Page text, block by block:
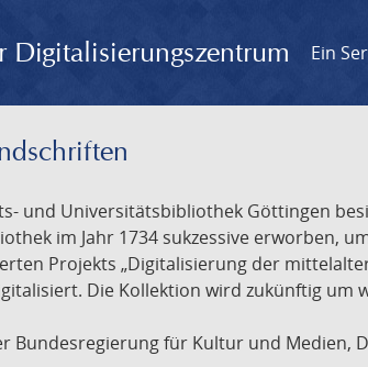
Digitalisierungszentrum Ein
und Universitätsbibliothek Göttingen
im Jahr 1734 sukzessive erworben,
Projekts „Digitalisierung der
Die Kollektion wird zukünftig
Bundesregierung für Kultur und Medien,